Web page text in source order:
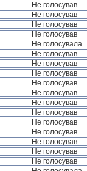
Не голосував
Не голосував
Не голосував
Не голосував
Не голосувала
Не голосував
Не голосував
Не голосував
Не голосував
Не голосував
Не голосував
Не голосував
Не голосував
Не голосував
Не голосував
Не голосував
Не голосував